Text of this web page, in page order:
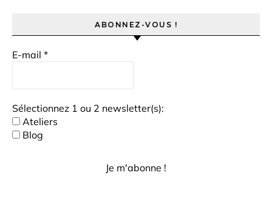
ABONNEZ-VOUS !
E-mail *
Sélectionnez 1 ou 2 newsletter(s):
Ateliers
Blog